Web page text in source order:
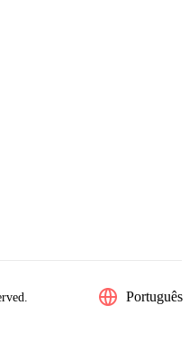
Português